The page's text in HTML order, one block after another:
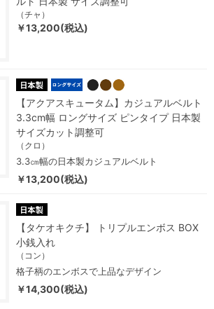
（チャ）
￥13,200(税込)
【アクアスキュータム】カジュアルベルト
3.3cm幅 ロングサイズ ピンタイプ 日本製
サイズカット調整可
（クロ）
3.3㎝幅の日本製カジュアルベルト
￥13,200(税込)
【タケオキクチ】 トリプルエンボス BOX
小銭入れ
（コン）
格子柄のエンボスで上品なデザイン
￥14,300(税込)